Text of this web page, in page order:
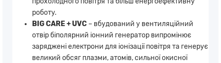
роботу.
BIG СARE + UVC – вбудований у вентиляційний
отвір біполярний іонний генератор випромінює
заряджені електрони для іонізації повітря та генерує
великий обсяг плазми, атомів, сильної окисної